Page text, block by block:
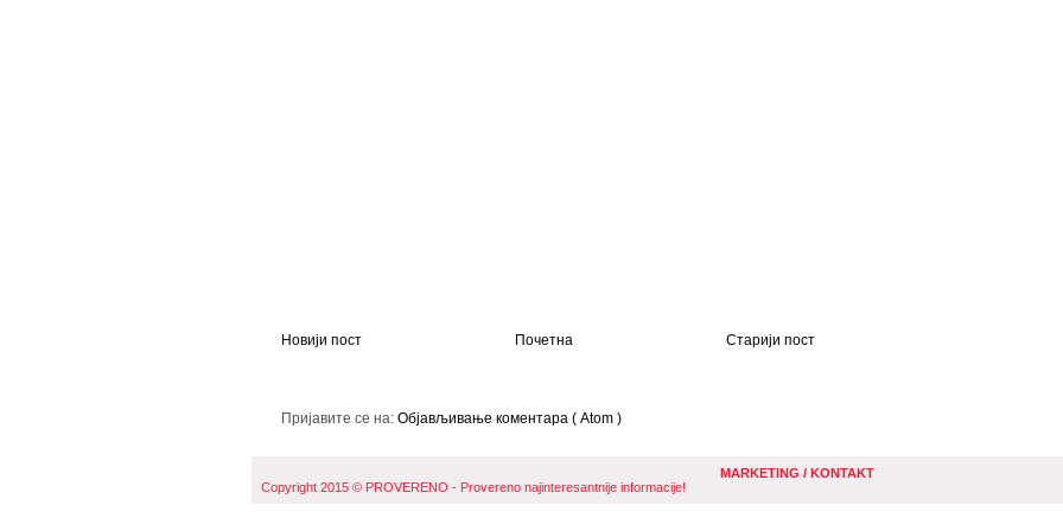
Новији пост Старији пост
Почетна
Пријавите се на: Објављивање коментара ( Atom )
MARKETING / KONTAKT
Copyright 2015 © PROVERENO - Provereno najinteresantnije informacije!